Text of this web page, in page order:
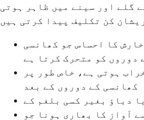
گلے اور سینے میں ظاہر ہوتی
کا احساس جو کھانسی
دوروں کو متحرک کرتا ہے
ہوتی ہے، خاص طور پر
کھانسی کے دوروں کے بعد
دباؤ بغیر کسی بلغم کے
آواز کا بھاری ہونا جو